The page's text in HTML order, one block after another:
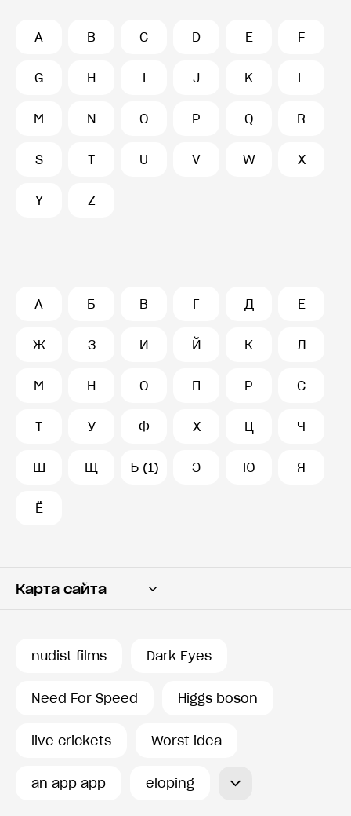
A B C D E F
G H I J K L
M N O P Q R
S T U V W X
Y Z
А Б В Г Д Е
Ж З И Й К Л
М Н О П Р С
Т У Ф Х Ц Ч
Ш Щ Ъ (1) Э Ю Я
Ё
Карта сайта
nudist films Dark Eyes
Need For Speed Higgs boson
live crickets Worst idea
an app app eloping